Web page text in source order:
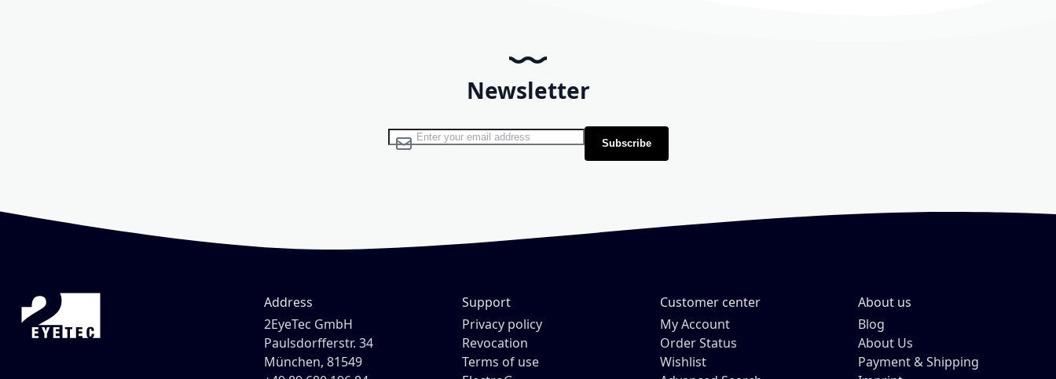
Newsletter
Sign Up for Our Newsletter: Subscribe
Address
2EyeTec GmbH
Paulsdorfferstr. 34
München, 81549
Support
Privacy policy
Revocation
Terms of use
Customer center
My Account
Order Status
Wishlist
About us
Blog
About Us
Payment & Shipping